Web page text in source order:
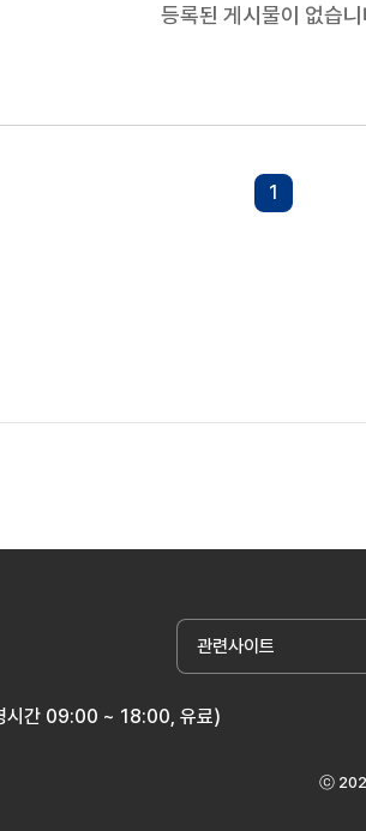
등록된 게시물이 없습니
1
시간 09:00 ~ 18:00, 유료)
관련사이트
ⓒ